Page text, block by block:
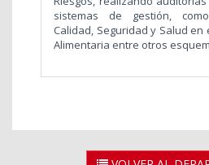
sistemas de gestión,
Calidad, Seguridad y Salud en
Alimentaria entre otros